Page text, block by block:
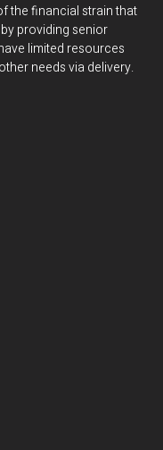
the financial strain that
providing senior
limited resources
needs via delivery.